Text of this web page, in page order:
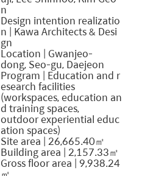
n
Design intention realizatio
n | Kawa Architects & Desi
gn
Location | Gwanjeo-
dong, Seo-gu, Daejeon
Program | Education and r
esearch facilities
(workspaces, education an
d training spaces,
outdoor experiential educ
ation spaces)
Site area | 26,665.40㎡
Building area | 2,157.33㎡
Gross floor area | 9,938.24